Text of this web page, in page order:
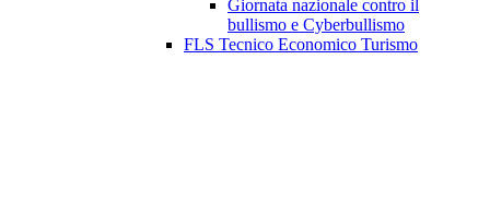
Giornata nazionale contro il
bullismo e Cyberbullismo
FLS Tecnico Economico Turismo